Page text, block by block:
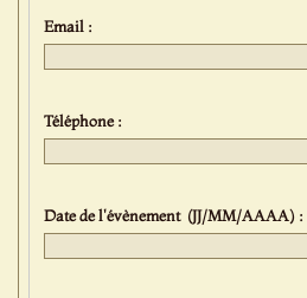
Email :
Téléphone :
Date de l'évènement (JJ/MM/AAAA) :